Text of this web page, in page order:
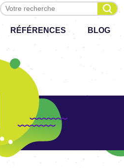
Effectuer une recherche
RÉFÉRENCES BLOG